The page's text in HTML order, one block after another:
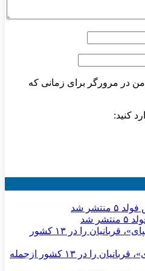
من در مرورگر برای زمانی که
کنید:
شد
جاسوس‌افزار چینی «لایت‌اسپای»، قربانیان را در ۱۳ کشور ازجمله